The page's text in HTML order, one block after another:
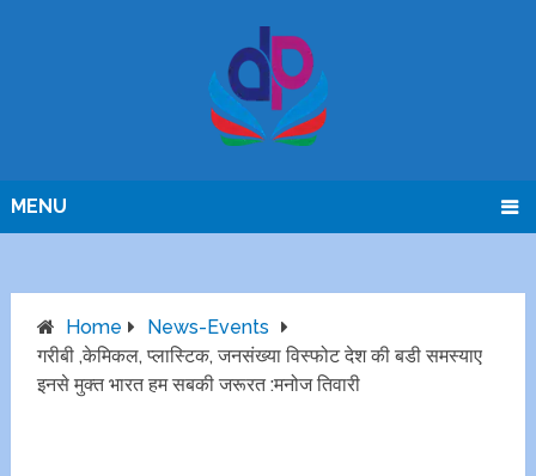
MENU
Home
News-Events
गरीबी ,केमिकल, प्लास्टिक, जनसंख्या विस्फोट देश की बडी समस्याए
इनसे मुक्त भारत हम सबकी जरूरत :मनोज तिवारी